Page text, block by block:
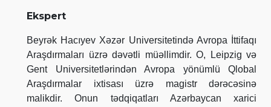
Ekspert
Beyrək Hacıyev Xəzər Universitetində Avropa İttifaqı
Araşdırmaları üzrə dəvətli müəllimdir. O, Leipzig və
Gent Universitetlərindən Avropa yönümlü Qlobal
Araşdırmalar ixtisası üzrə magistr dərəcəsinə
malikdir. Onun tədqiqatları Azərbaycan xarici